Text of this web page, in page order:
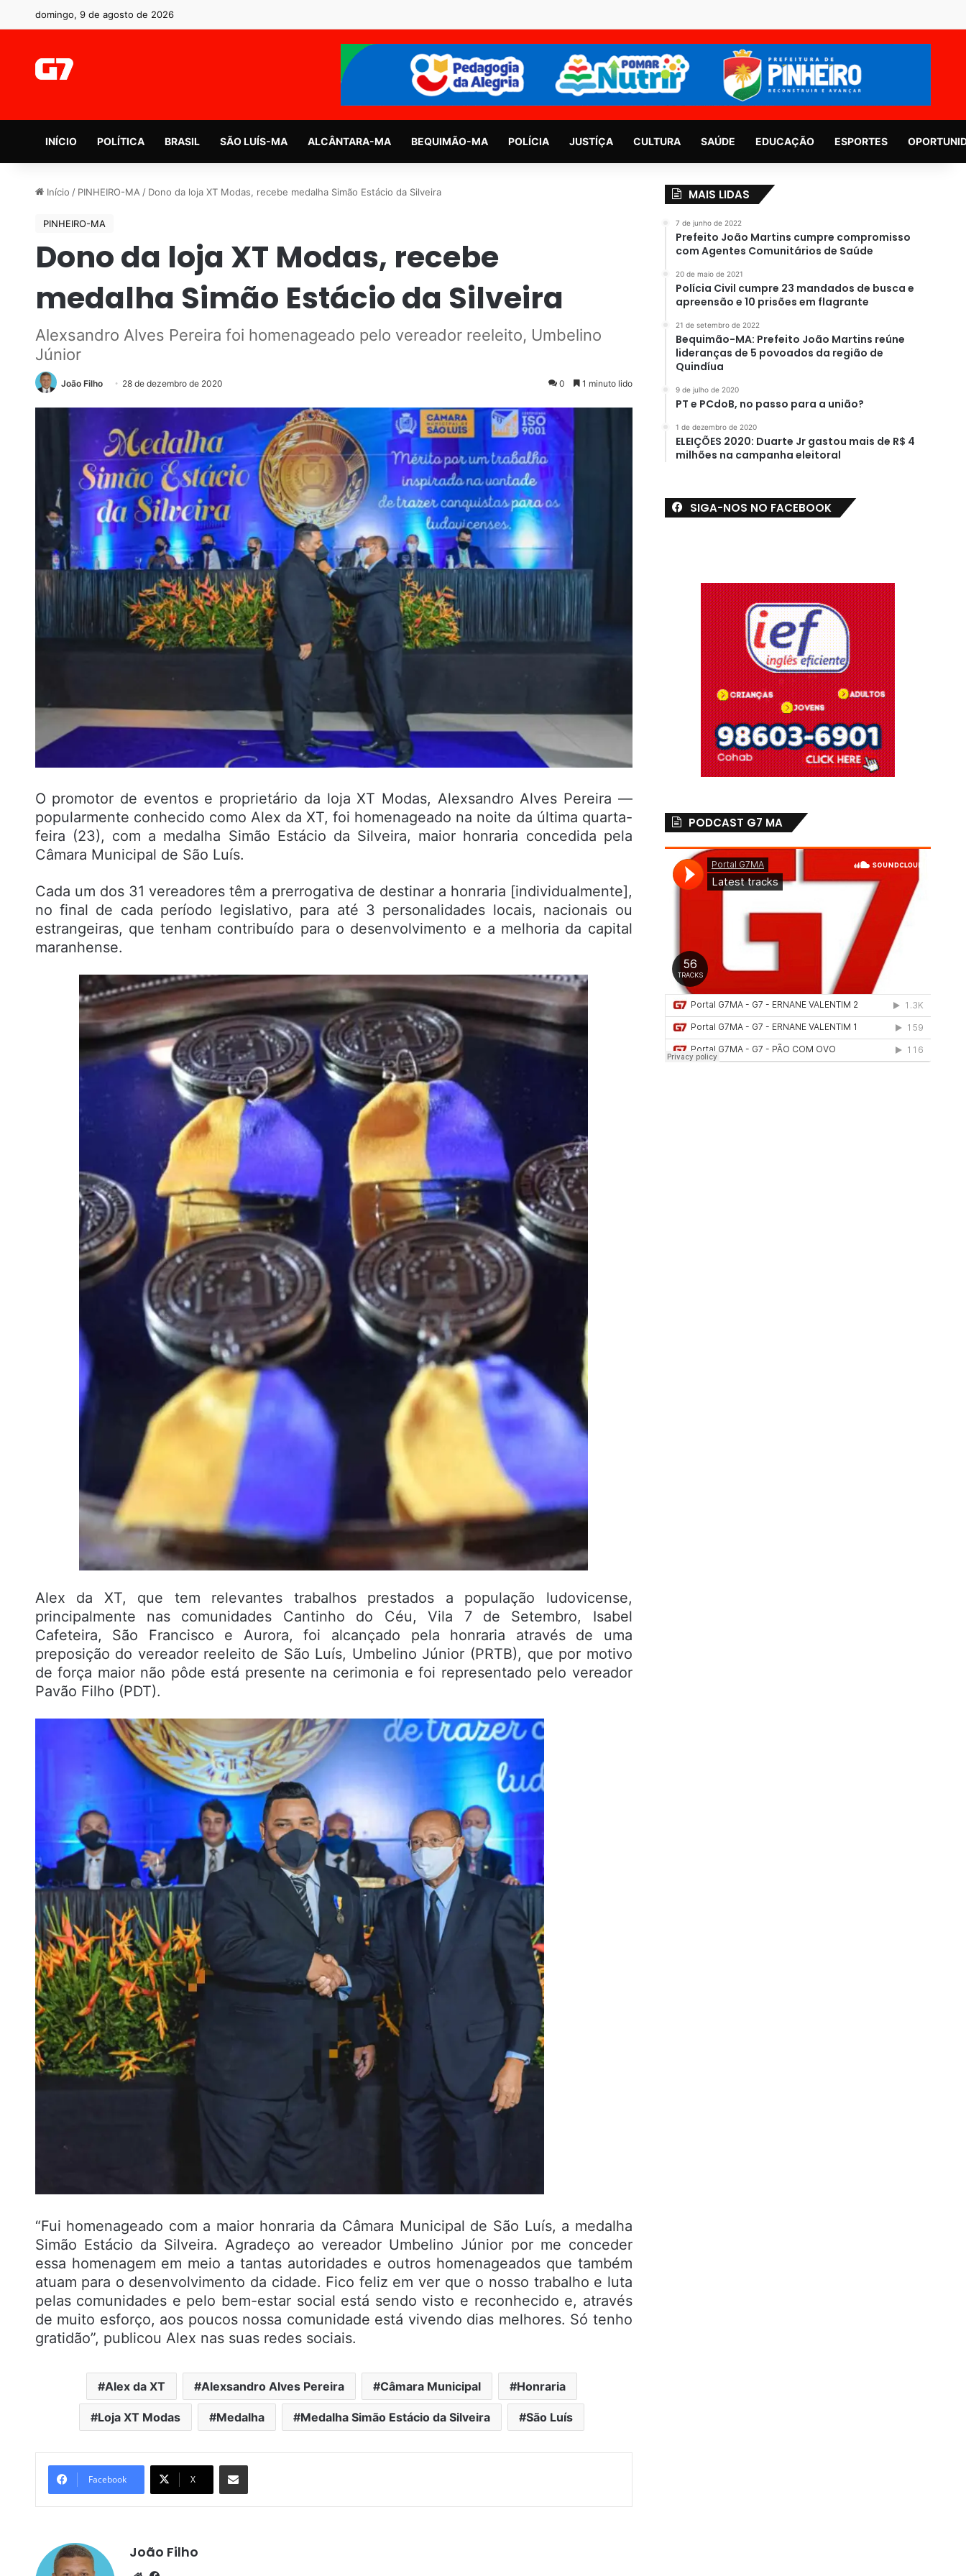
domingo, 9 de agosto de 2026
INÍCIO POLÍTICA BRASIL SÃO LUÍS-MA ALCÂNTARA-MA BEQUIMÃO-MA POLÍCIA JUSTÍÇA CULTURA SAÚDE EDUCAÇÃO ESPORTES
Início / PINHEIRO-MA / Dono da loja XT Modas, recebe medalha Simão Estácio da Silveira
PINHEIRO-MA
Dono da loja XT Modas, recebe
medalha Simão Estácio da Silveira
Alexsandro Alves Pereira foi homenageado pelo vereador reeleito, Umbelino
Júnior
João Filho 28 de dezembro de 2020 0 1 minuto lido
O promotor de eventos e proprietário da loja XT Modas, Alexsandro Alves Pereira —
popularmente conhecido como Alex da XT, foi homenageado na noite da última quarta-
feira (23), com a medalha Simão Estácio da Silveira, maior honraria concedida pela
Câmara Municipal de São Luís.
Cada um dos 31 vereadores têm a prerrogativa de destinar a honraria [individualmente],
no final de cada período legislativo, para até 3 personalidades locais, nacionais ou
estrangeiras, que tenham contribuído para o desenvolvimento e a melhoria da capital
maranhense.
Alex da XT, que tem relevantes trabalhos prestados a população ludovicense,
principalmente nas comunidades Cantinho do Céu, Vila 7 de Setembro, Isabel
Cafeteira, São Francisco e Aurora, foi alcançado pela honraria através de uma
preposição do vereador reeleito de São Luís, Umbelino Júnior (PRTB), que por motivo
de força maior não pôde está presente na cerimonia e foi representado pelo vereador
Pavão Filho (PDT).
“Fui homenageado com a maior honraria da Câmara Municipal de São Luís, a medalha
Simão Estácio da Silveira. Agradeço ao vereador Umbelino Júnior por me conceder
essa homenagem em meio a tantas autoridades e outros homenageados que também
atuam para o desenvolvimento da cidade. Fico feliz em ver que o nosso trabalho e luta
pelas comunidades e pelo bem-estar social está sendo visto e reconhecido e, através
de muito esforço, aos poucos nossa comunidade está vivendo dias melhores. Só tenho
gratidão”, publicou Alex nas suas redes sociais.
Alex da XT Alexsandro Alves Pereira Câmara Municipal Honraria
Loja XT Modas Medalha Medalha Simão Estácio da Silveira São Luís
Facebook X
Compartilhar por e-mail
João Filho
MAIS LIDAS
7 de junho de 2022
Prefeito João Martins cumpre compromisso
com Agentes Comunitários de Saúde
20 de maio de 2021
Polícia Civil cumpre 23 mandados de busca e
apreensão e 10 prisões em flagrante
21 de setembro de 2022
Bequimão-MA: Prefeito João Martins reúne
lideranças de 5 povoados da região de
Quindíua
9 de julho de 2020
PT e PCdoB, no passo para a união?
1 de dezembro de 2020
ELEIÇÕES 2020: Duarte Jr gastou mais de R$ 4
milhões na campanha eleitoral
SIGA-NOS NO FACEBOOK
PODCAST G7 MA